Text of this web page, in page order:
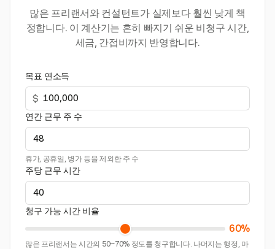
많은 프리랜서와 컨설턴트가 실제보다 훨씬 낮게 책
정합니다. 이 계산기는 흔히 빠지기 쉬운 비청구 시간,
세금, 간접비까지 반영합니다.
목표 연소득
$
연간 근무 주 수
휴가, 공휴일, 병가 등을 제외한 주 수
주당 근무 시간
청구 가능 시간 비율
60%
많은 프리랜서는 시간의 50~70% 정도를 청구합니다. 나머지는 행정, 마